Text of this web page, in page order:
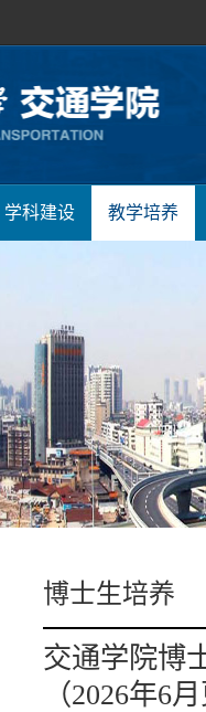
学科建设 教学培养
博士生培养
交通学院博
（2026年6